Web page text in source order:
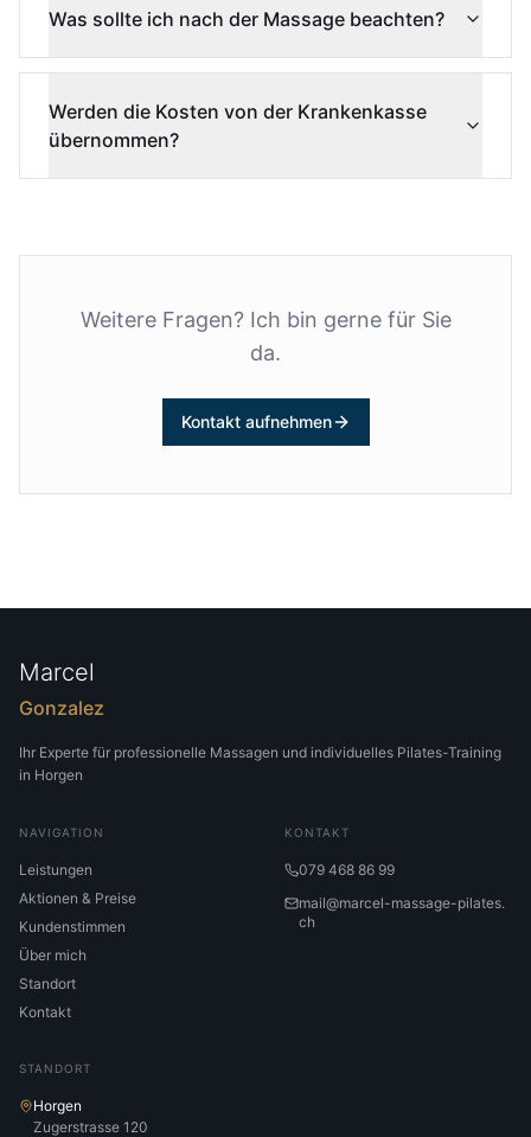
Was sollte ich nach der Massage beachten?
Werden die Kosten von der Krankenkasse
übernommen?
Weitere Fragen? Ich bin gerne für Sie
da.
Kontakt aufnehmen
Marcel
Gonzalez
Ihr Experte für professionelle Massagen und individuelles Pilates-Training
in Horgen
NAVIGATION
Leistungen
Aktionen & Preise
Kundenstimmen
Über mich
Standort
Kontakt
KONTAKT
079 468 86 99
mail@marcel-massage-pilates.
ch
STANDORT
Horgen
Zugerstrasse 120